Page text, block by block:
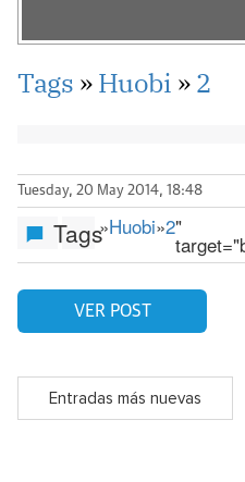
Tags »Huobi »2
Tuesday, 20 May 2014, 18:48
Tags»Huobi»2"
VER POST
Entradas más nuevas